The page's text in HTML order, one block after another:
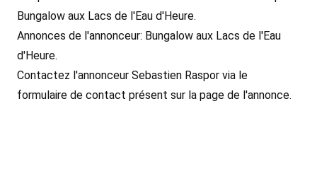
Bungalow aux Lacs de l'Eau d'Heure.
Annonces de l'annonceur: Bungalow aux Lacs de l'Eau
d'Heure.
Contactez l'annonceur Sebastien Raspor via le
formulaire de contact présent sur la page de l'annonce.